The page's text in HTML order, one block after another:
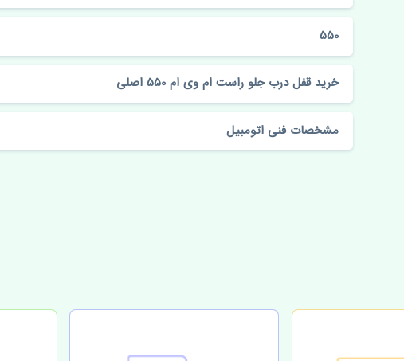
550
خرید قفل درب جلو راست ام وی ام 550 اصلی
مشخصات فنی اتومبیل